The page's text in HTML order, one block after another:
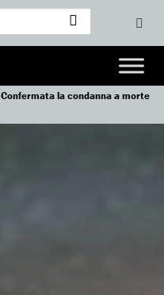
Confermata la condanna a morte